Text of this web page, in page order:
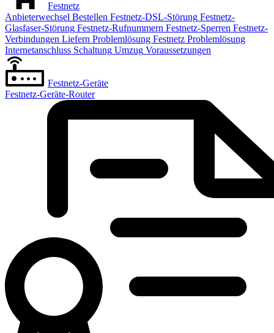
Festnetz
Anbieterwechsel Bestellen Festnetz-DSL-Störung Festnetz-
Glasfaser-Störung Festnetz-Rufnummern Festnetz-Sperren Festnetz-
Verbindungen Liefern Problemlösung Festnetz Problemlösung
Internetanschluss Schaltung Umzug Voraussetzungen
Festnetz-Geräte
Festnetz-Geräte-Router